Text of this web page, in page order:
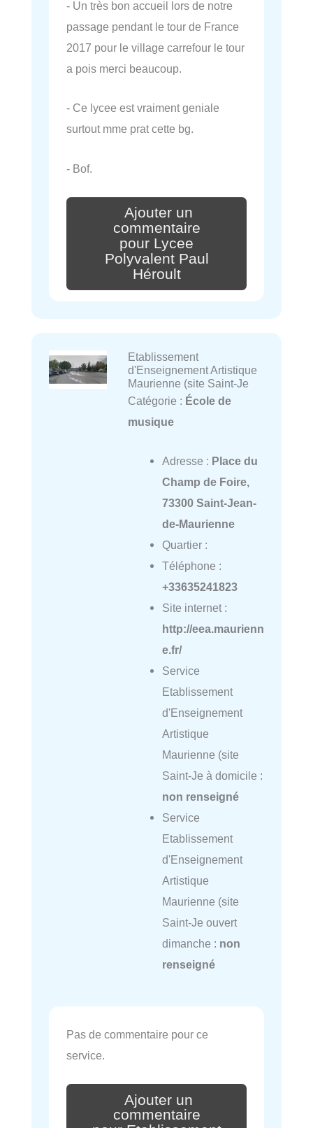
- Un très bon accueil lors de notre
passage pendant le tour de France
2017 pour le village carrefour le tour
a pois merci beaucoup.
- Ce lycee est vraiment geniale
surtout mme prat cette bg.
- Bof.
Ajouter un
commentaire
pour Lycee
Polyvalent Paul
Héroult
Etablissement
d'Enseignement Artistique
Maurienne (site Saint-Je
Catégorie : École de
musique
Adresse : Place du
Champ de Foire,
73300 Saint-Jean-
de-Maurienne
Quartier :
Téléphone :
+33635241823
Site internet :
http://eea.maurienn
e.fr/
Service
Etablissement
d'Enseignement
Artistique
Maurienne (site
Saint-Je à domicile :
non renseigné
Service
Etablissement
d'Enseignement
Artistique
Maurienne (site
Saint-Je ouvert
dimanche : non
renseigné
Pas de commentaire pour ce
service.
Ajouter un
commentaire